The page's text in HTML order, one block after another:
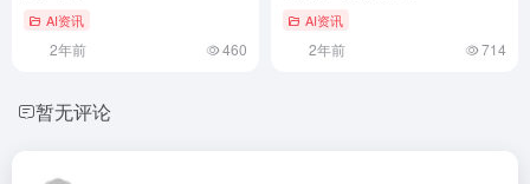
AI资讯
2年前 460
AI资讯
2年前 714
暂无评论